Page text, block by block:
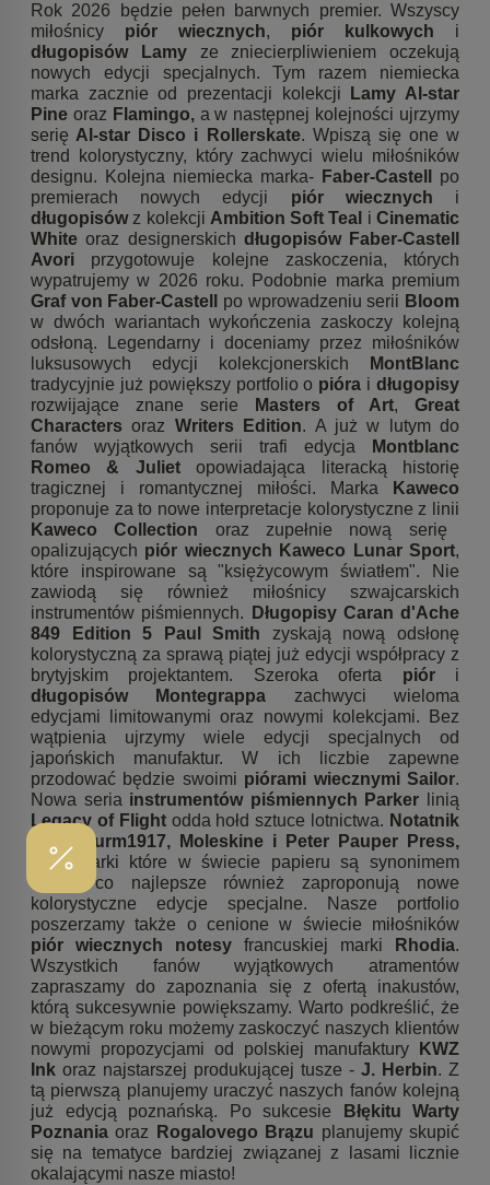
Rok 2026 będzie pełen barwnych premier. Wszyscy
miłośnicy piór wiecznych, piór kulkowych i
długopisów Lamy ze zniecierpliwieniem oczekują
nowych edycji specjalnych. Tym razem niemiecka
marka zacznie od prezentacji kolekcji
Lamy Al-star
Pine oraz Flamingo, a w następnej kolejności ujrzymy
serię Al-star Disco i Rollerskate. Wpiszą się one w
trend kolorystyczny, który zachwyci wielu miłośników
designu. Kolejna niemiecka marka- Faber-Castell
po
premierach nowych edycji piór wiecznych i
długopisówz kolekcji Ambition Soft Teal iCinematic
White oraz designerskich długopisów Faber-Castell
Avori przygotowuje kolejne zaskoczenia, których
wypatrujemy w 2026 roku. Podobnie marka premium
Graf von Faber-Castell
po wprowadzeniu serii Bloom
w dwóch wariantach wykończenia zaskoczy kolejną
odsłoną. Legendarny i doceniamy przez miłośników
luksusowych edycji kolekcjonerskich
MontBlanc
tradycyjnie już powiększy portfolio o pióra idługopisy
rozwijające znane serie
Masters of Art, Great
Characters oraz Writers Edition. A już w lutym do
fanów wyjątkowych serii trafi edycja
Montblanc
Romeo & Julietopowiadająca literacką historię
tragicznej i romantycznej miłości. Marka
Kaweco
proponuje za to nowe interpretacje kolorystyczne z linii
Kaweco Collection oraz zupełnie nową serię
opalizujących piór wiecznych Kaweco Lunar Sport,
które inspirowane są "księżycowym światłem". Nie
zawiodą się również miłośnicy szwajcarskich
instrumentów piśmiennych. Długopisy Caran d'Ache
849 Edition 5 Paul Smith zyskają nową odsłonę
kolorystyczną za sprawą piątej już edycji współpracy z
brytyjskim projektantem.
Szeroka oferta pióri
długopisów Montegrappa zachwyci wieloma
edycjami limitowanymi oraz nowymi kolekcjami. Bez
wątpienia ujrzymy wiele edycji specjalnych od
japońskich manufaktur. W ich liczbie zapewne
przodować będzie swoimi piórami wiecznymi Sailor.
Nowa seria instrumentów piśmiennych Parker linią
Legacy of Flightodda hołd sztuce lotnictwa. Notatnik
Leuchtturm1917,
Moleskine i Peter Pauper Press,
czyli marki które w świecie papieru są synonimem
czego co najlepsze również zaproponują nowe
kolorystyczne edycje specjalne. Nasze portfolio
poszerzamy także o cenione w świecie miłośników
piór wiecznych notesy francuskiej marki Rhodia.
Wszystkich fanów wyjątkowych atramentów
zapraszamy do zapoznania się z ofertą inakustów,
którą sukcesywnie powiększamy. Warto podkreślić, że
w bieżącym roku możemy zaskoczyć naszych klientów
nowymi propozycjami od polskiej manufaktury
KWZ
Ink oraz najstarszej produkującej tusze - J. Herbin. Z
tą pierwszą planujemy uraczyć naszych fanów kolejną
już edycją poznańską. Po sukcesie
Błękitu Warty
Poznania oraz Rogalovego Brązu planujemy skupić
się na tematyce bardziej związanej z lasami licznie
okalającymi nasze miasto!